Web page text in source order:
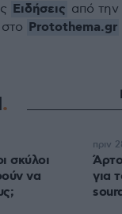
Ειδήσεις από
Protothema.gr
σκύλοι
να
για
πριν